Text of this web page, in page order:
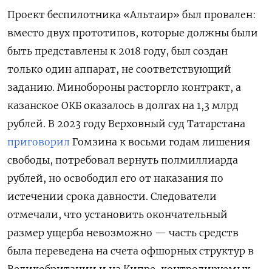
Проект беспилотника «Альтаир» был провален:
вместо двух прототипов, которые должны были
быть представлены к 2018 году, был создан
только один аппарат, не соответствующий
заданию. Минобороны расторгло контракт, а
казанское ОКБ оказалось в долгах на 1,3 млрд
рублей. В 2023 году Верховный суд Татарстана
приговорил Гомзина к восьми годам лишения
свободы, потребовал вернуть полмиллиарда
рублей, но освободил его от наказания по
истечении срока давности. Следователи
отмечали, что установить окончательный
размер ущерба невозможно — часть средств
была переведена на счета офшорных структур в